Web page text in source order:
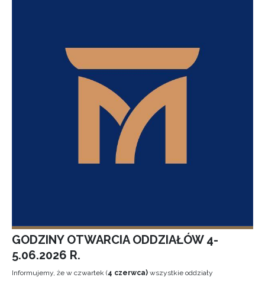
GODZINY OTWARCIA ODDZIAŁÓW 4-
5.06.2026 R.
Informujemy, że w czwartek (4 czerwca) wszystkie oddziały